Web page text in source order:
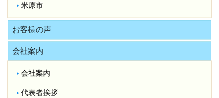
米原市
お客様の声
会社案内
会社案内
代表者挨拶